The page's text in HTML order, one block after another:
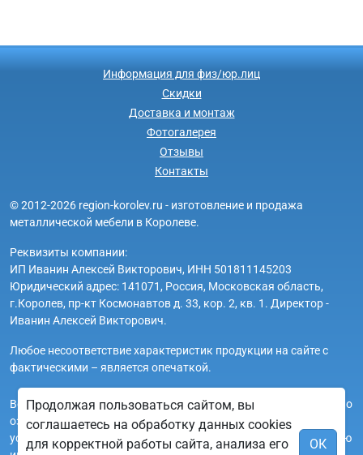
Информация для физ/юр.лиц
Скидки
Доставка и монтаж
Фотогалерея
Отзывы
Контакты
© 2012-2026 region-korolev.ru - изготовление и продажа
металлической мебели в Королеве.
Реквизиты компании:
ИП Иванин Алексей Викторович, ИНН 501811145203
Юридический адрес: 141071, Россия, Московская область,
г.Королев, пр-кт Космонавтов д. 33, кор. 2, кв. 1. Директор -
Иванин Алексей Викторович.
Любое несоответствие характеристик продукции на сайте с
фактическими – является опечаткой.
Вся информация на сайте region-korolev.ru носит исключительно
ознакомительный и справочный характер и ни при каких
условиях не является публичной офертой. Всю дополнительную
Продолжая пользоваться сайтом, вы
соглашаетесь на обработку данных cookies
для корректной работы сайта, анализа его
ОК